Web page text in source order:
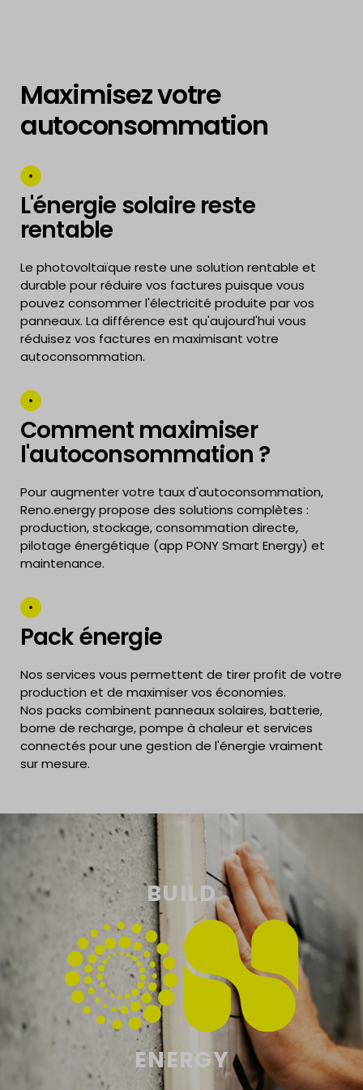
Maximisez votre
autoconsommation
L'énergie solaire reste
rentable
Le photovoltaïque reste une solution rentable et
durable pour réduire vos factures puisque vous
pouvez consommer l'électricité produite par vos
panneaux. La différence est qu'aujourd'hui vous
réduisez vos factures en maximisant votre
autoconsommation.
Comment maximiser
l'autoconsommation ?
Pour augmenter votre taux d'autoconsommation,
Reno.energy propose des solutions complètes :
production, stockage, consommation directe,
pilotage énergétique (app PONY Smart Energy) et
maintenance.
Pack énergie
Nos services vous permettent de tirer profit de votre
production et de maximiser vos économies.
Nos packs combinent panneaux solaires, batterie,
borne de recharge, pompe à chaleur et services
connectés pour une gestion de l'énergie vraiment
sur mesure.
BUILD
ENERGY